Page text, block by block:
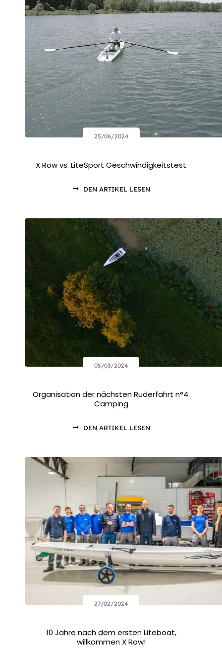
25/06/2024
X Row vs. LiteSport Geschwindigkeitstest
DEN ARTIKEL LESEN
05/03/2024
Organisation der nächsten Ruderfahrt n°4:
Camping
DEN ARTIKEL LESEN
27/02/2024
10 Jahre nach dem ersten Liteboat,
willkommen X Row!